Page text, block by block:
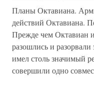
Планы Октавиана.
действий Октавиана.
Прежде чем Октавиан
разошлись и
имел столь значимый
совершили одно